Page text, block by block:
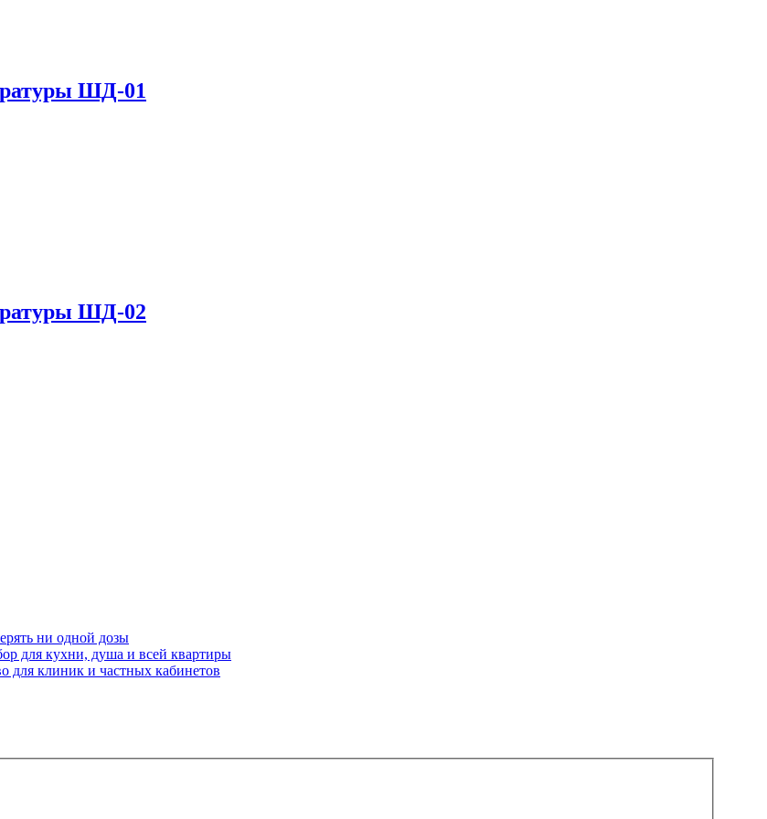
ШД-01
ШД-02
ни одной дозы
для кухни, душа и всей квартиры
для клиник и частных кабинетов